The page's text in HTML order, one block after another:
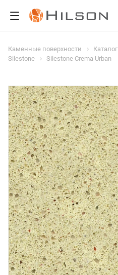
Каменные поверхности Каталог
Silestone
Silestone Crema Urban